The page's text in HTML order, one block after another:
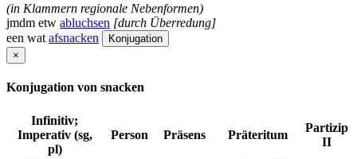
(in Klammern regionale Nebenformen)
jmdm etw abluchsen [durch Überredung]
een wat afsnacken
Konjugation
×
Konjugation von snacken
Infinitiv;
Imperativ (sg,
pl)
Person Präsens Präteritum
Partizip
II